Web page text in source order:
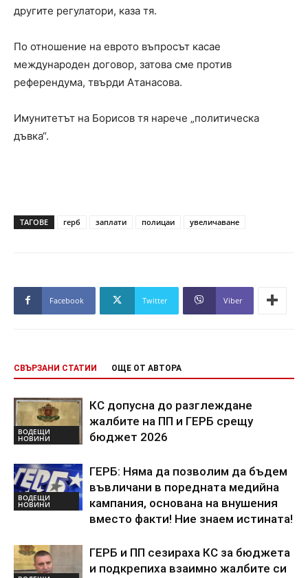
другите регулатори, каза тя.
По отношение на еврото въпросът касае
международен договор, затова сме против
референдума, твърди Атанасова.
Имунитетът на Борисов тя нарече „политическа
дъвка“.
ТАГОВЕ герб заплати полицаи увеличаване
Facebook Twitter Viber
СВЪРЗАНИ СТАТИИ ОЩЕ ОТ АВТОРА
ВОДЕЩИ
НОВИНИ
КС допусна до разглеждане
жалбите на ПП и ГЕРБ срещу
бюджет 2026
ВОДЕЩИ
НОВИНИ
ГЕРБ: Няма да позволим да бъдем
въвличани в поредната медийна
кампания, основана на внушения
вместо факти! Ние знаем истината!
ГЕРБ и ПП сезираха КС за бюджета
и подкрепиха взаимно жалбите си